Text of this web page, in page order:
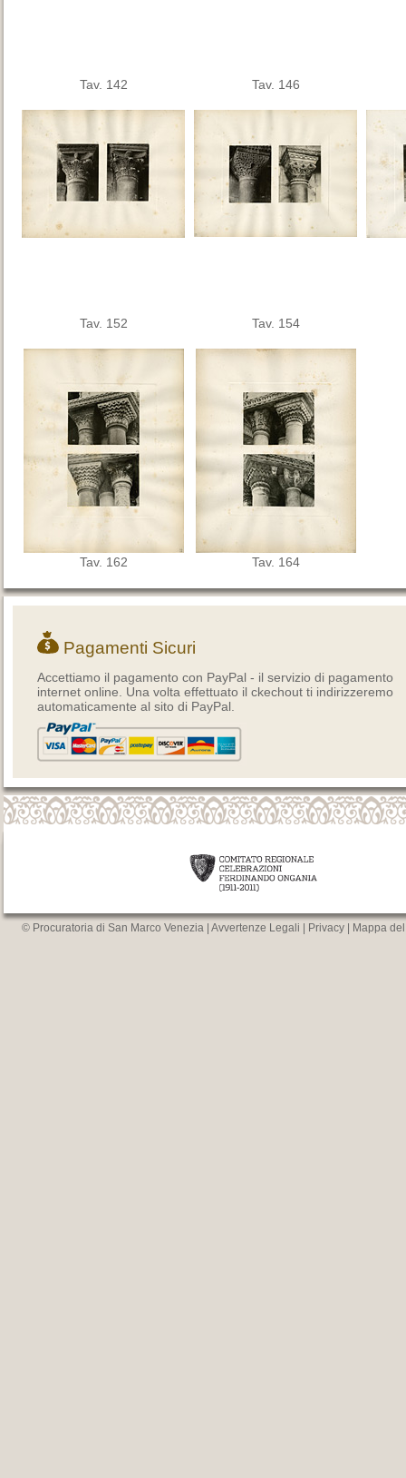
Tav. 142 Tav. 146
Tav. 152 Tav. 154
Tav. 162 Tav. 164
Pagamenti Sicuri
Accettiamo il pagamento con PayPal - il servizio di pagamento
internet online. Una volta effettuato il ckechout ti indirizzeremo
automaticamente al sito di PayPal.
© Procuratoria di San Marco Venezia | Avvertenze Legali Privacy Mappa